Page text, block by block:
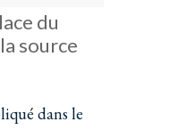
du
source
dans le